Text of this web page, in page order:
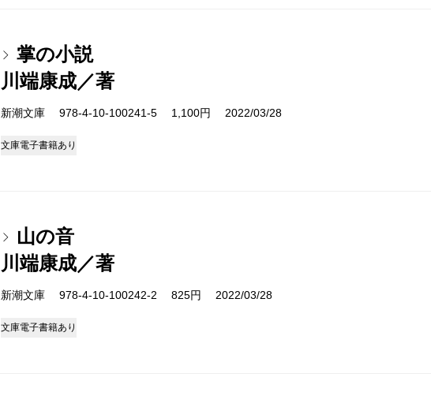
掌の小説
川端康成／著
新潮文庫 978-4-10-100241-5 1,100円 2022/03/28
文庫電子書籍あり
山の音
川端康成／著
新潮文庫 978-4-10-100242-2 825円 2022/03/28
文庫電子書籍あり